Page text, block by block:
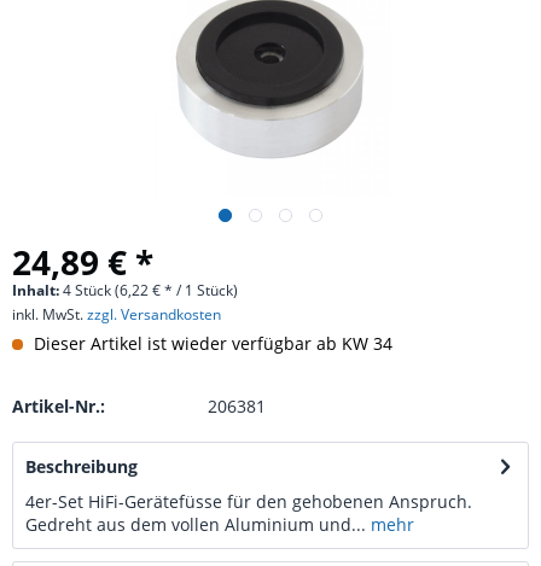
24,89 € *
Inhalt:4 Stück (6,22 € * / 1 Stück)
inkl. MwSt.zzgl. Versandkosten
Dieser Artikel ist wieder verfügbar ab KW 34
Artikel-Nr.: 206381
Beschreibung
4er-Set HiFi-Gerätefüsse für den gehobenen Anspruch.
Gedreht aus dem vollen Aluminium und... mehr